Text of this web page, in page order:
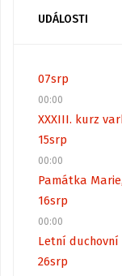
UDÁLOSTI
07srp
00:00
XXXIII. kurz
15srp
00:00
Památka
16srp
00:00
Letní duchovní
26srp